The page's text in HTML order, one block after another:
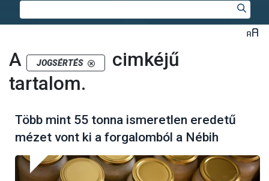
A JOGSÉRTÉS
cimkéjű
tartalom.
Több mint 55 tonna ismeretlen eredetű
mézet vont ki a forgalomból a Nébih